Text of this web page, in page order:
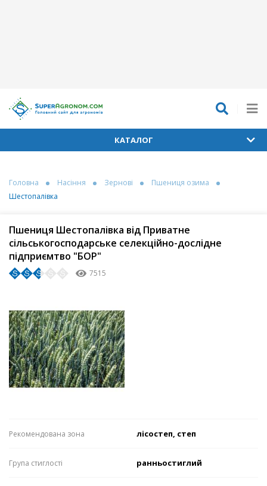
КАТАЛОГ
Головна Насіння Зернові
Пшениця озима
Шестопалівка
Пшениця Шестопалівка від Приватне
сільськогосподарське селекційно-дослідне
підприємтво "БОР"
7515
Рекомендована зона лісостеп, степ
Група стиглості ранньостиглий